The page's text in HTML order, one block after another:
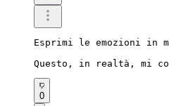
Esprimi le emozioni in
Questo, in realtà, mi
0